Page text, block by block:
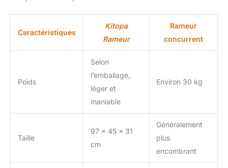
chaque détail de la
machine à ramer sur eau
est conçu
ergonomiquement. Avec
roues de transport
facilement déplacé dans
votre maison. Stocké en
position verticale contre
un mur, il permet
d'économiser de
l'espace. Montage facile
20 minutes (85% pré-
Caractéristiques
Kitopa
Rameur
Rameur
concurrent
Poids
Selon
l’emballage,
léger et
maniable
Environ 30 kg
Taille
97 x 45 x 31
cm
Généralement
plus
encombrant